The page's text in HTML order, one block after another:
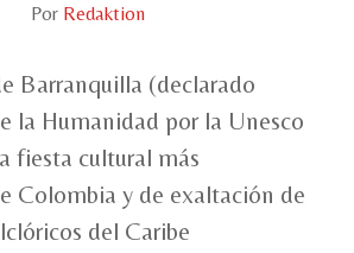
Por Redaktion
Barranquilla (declarado
la Humanidad por la Unesco
fiesta cultural más
Colombia y de exaltación de
del Caribe